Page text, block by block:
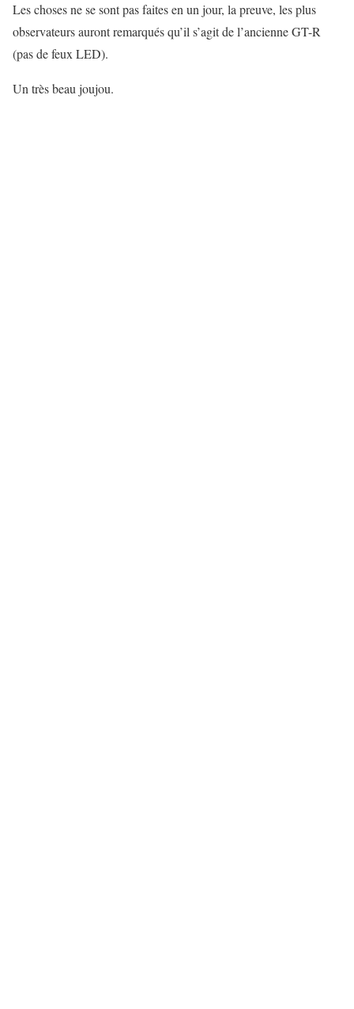
Les choses ne se sont pas faites en un jour, la preuve, les plus
observateurs auront remarqués qu’il s’agit de l’ancienne GT-R
(pas de feux LED).
Un très beau joujou.